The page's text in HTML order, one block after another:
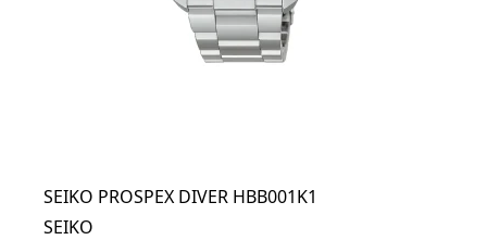
SEIKO PROSPEX DIVER HBB001K1
SEIKO